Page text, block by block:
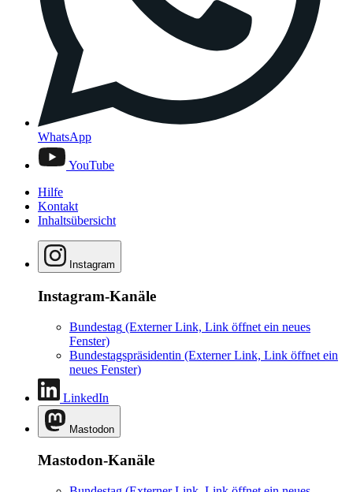
WhatsApp
YouTube
Hilfe
Kontakt
Inhaltsübersicht
Instagram
Instagram-Kanäle
Bundestag (Externer Link, Link öffnet ein neues
Fenster)
Bundestagspräsidentin (Externer Link, Link öffnet ein
neues Fenster)
LinkedIn
Mastodon
Mastodon-Kanäle